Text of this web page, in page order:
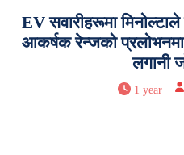
EV सवारीहरूमा
आकर्षक रेन्जको प्रलोभनमा
लगानी
1 year